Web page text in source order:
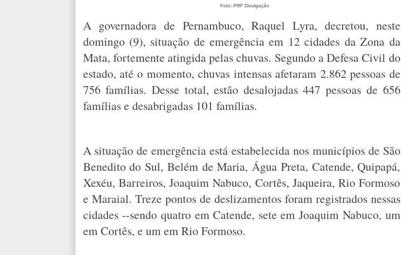
Foto: PRF Divulgação
A governadora de Pernambuco, Raquel Lyra, decretou, neste
domingo (9), situação de emergência em 12 cidades da Zona da
Mata, fortemente atingida pelas chuvas. Segundo a Defesa Civil do
estado, até o momento, chuvas intensas afetaram 2.862 pessoas de
756 famílias. Desse total, estão desalojadas 447 pessoas de 656
famílias e desabrigadas 101 famílias.
A situação de emergência está estabelecida nos municípios de São
Benedito do Sul, Belém de Maria, Água Preta, Catende, Quipapá,
Xexéu, Barreiros, Joaquim Nabuco, Cortês, Jaqueira, Rio Formoso
e Maraial. Treze pontos de deslizamentos foram registrados nessas
cidades --sendo quatro em Catende, sete em Joaquim Nabuco, um
em Cortês, e um em Rio Formoso.